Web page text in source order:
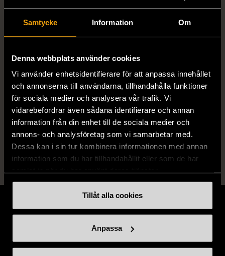
Samtycke Information Om
Denna webbplats använder cookies
Vi använder enhetsidentifierare för att anpassa innehållet
och annonserna till användarna, tillhandahålla funktioner
för sociala medier och analysera vår trafik. Vi
vidarebefordrar även sådana identifierare och annan
information från din enhet till de sociala medier och
annons- och analysföretag som vi samarbetar med.
Dessa kan i sin tur kombinera informationen med annan
information som du har tillhandahållit eller som de har
Tillåt alla cookies
Anpassa
Produkten är unik och finns enbart som 1 st i lager.
Fri frakt på alla köp över 990 kr.
14 dagars ångerrät.
Stöd oss